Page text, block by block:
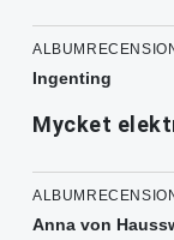
Ingenting
Mycket
Anna von